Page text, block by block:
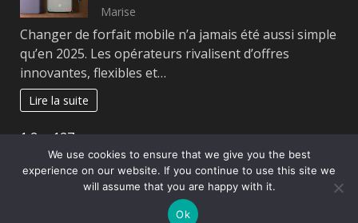
Marise
Changer de forfait mobile n’a jamais été aussi simple
qu’en 2025. Les opérateurs rivalisent d’offres
innovantes, flexibles et…
Lire la suite
Page:
12…127Next
»
Copyright © All rights reserved.|DarkNews
themes
We use cookies to ensure that we give you the best
experience on our website. If you continue to use this site we
will assume that you are happy with it.
Ok